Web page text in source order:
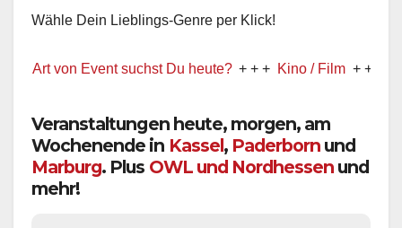
Wähle Dein Lieblings-Genre per Klick!
Event suchst Du heute? + + + Kino / Film + + + Ww
Veranstaltungen heute, morgen, am
Wochenende in Kassel, Paderborn und
Marburg. Plus OWL und Nordhessen und
mehr!